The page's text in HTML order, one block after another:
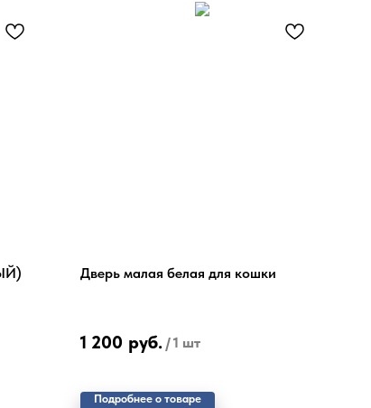
Дверь малая белая для кошки
1 200 руб. /1 шт
Подробнее о товаре